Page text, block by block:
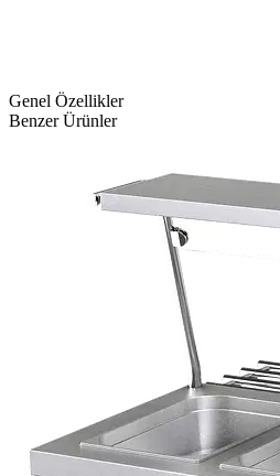
Genel Özellikler
Benzer Ürünler